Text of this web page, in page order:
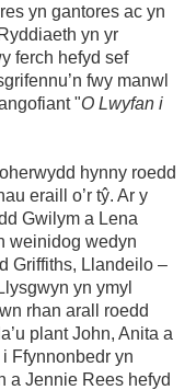
yn gantores ac yn
yn yr
ferch hefyd sef
fwy manwl
"O Lwyfan i
hynny roedd
eraill o’r tŷ. Ar y
Gwilym a Lena
weinidog wedyn
Griffiths, Llandeilo –
yn ymyl
rhan arall roedd
plant John, Anita a
Ffynnonbedr yn
a Jennie Rees hefyd